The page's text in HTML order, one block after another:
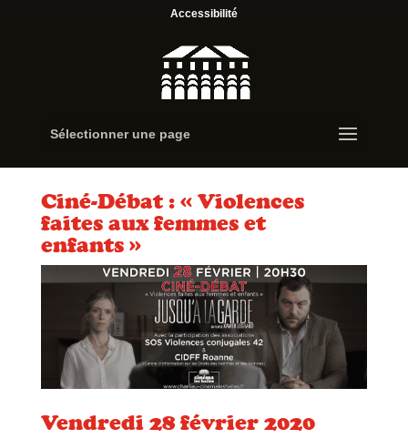
Accessibilité
Sélectionner une page
Ciné-Débat : « Violences
faites aux femmes et
enfants »
Vendredi 28 février 2020